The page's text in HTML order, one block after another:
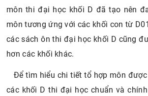
môn thi đại học khối D đã tạo nên
môn tương ứng với các khối con từ
các sách ôn thi đại học khối D cũng
hơn các khối khác.
Để tìm hiểu chi tiết tổ hợp môn
các khối D thi đại học chuẩn và